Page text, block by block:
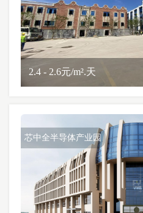
2.4 - 2.6元/m².天
芯中全半导体产业园